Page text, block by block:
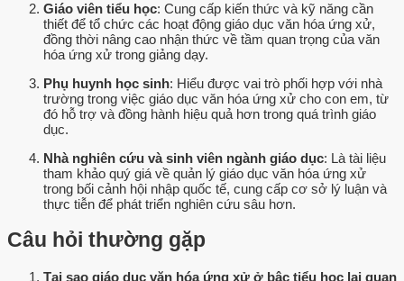
Giáo viên tiểu học: Cung cấp kiến thức và kỹ năng cần
thiết để tổ chức các hoạt động giáo dục văn hóa ứng xử,
đồng thời nâng cao nhận thức về tầm quan trọng của văn
hóa ứng xử trong giảng dạy.
Phụ huynh học sinh: Hiểu được vai trò phối hợp với nhà
trường trong việc giáo dục văn hóa ứng xử cho con em, từ
đó hỗ trợ và đồng hành hiệu quả hơn trong quá trình giáo
dục.
Nhà nghiên cứu và sinh viên ngành giáo dục: Là tài liệu
tham khảo quý giá về quản lý giáo dục văn hóa ứng xử
trong bối cảnh hội nhập quốc tế, cung cấp cơ sở lý luận và
thực tiễn để phát triển nghiên cứu sâu hơn.
Câu hỏi thường gặp
Tại sao giáo dục văn hóa ứng xử ở bậc tiểu học lại quan